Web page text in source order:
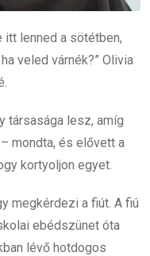
itt lenned a sötétben,
veled várnék?” Olivia
társasága lesz, amíg
mondta, és elővett a
kortyoljon egyet.
megkérdezi a fiút. A fiú
ebédszünet óta
lévő hotdogos